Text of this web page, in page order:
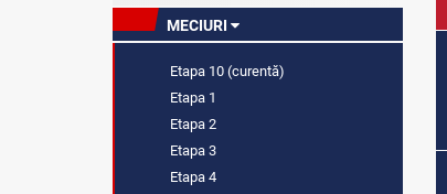
MECIURI
Etapa 10 (curentă)
Etapa 1
Etapa 2
Etapa 3
Etapa 4